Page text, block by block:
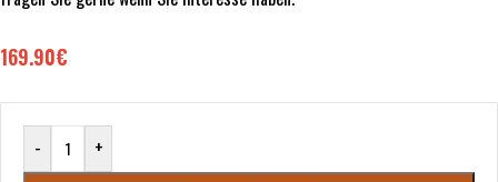
169.90€
- +